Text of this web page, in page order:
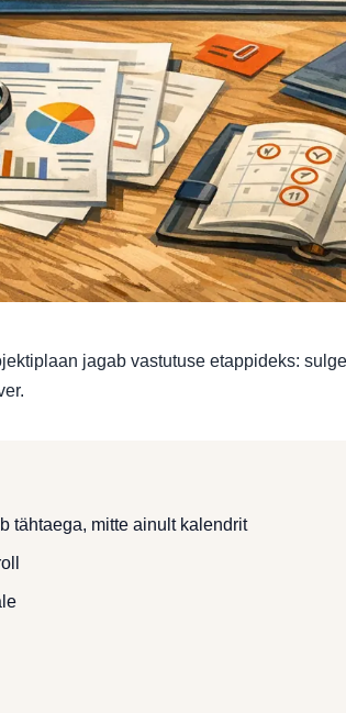
jagab vastutuse etappideks:
tähtaega, mitte ainult kalendrit